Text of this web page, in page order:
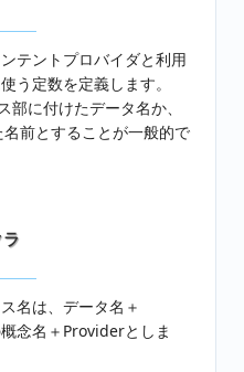
テントプロバイダと利用
う定数を定義します。
に付けたデータ名か、
前とすることが一般的で
名は、データ名＋
念名＋Providerとしま